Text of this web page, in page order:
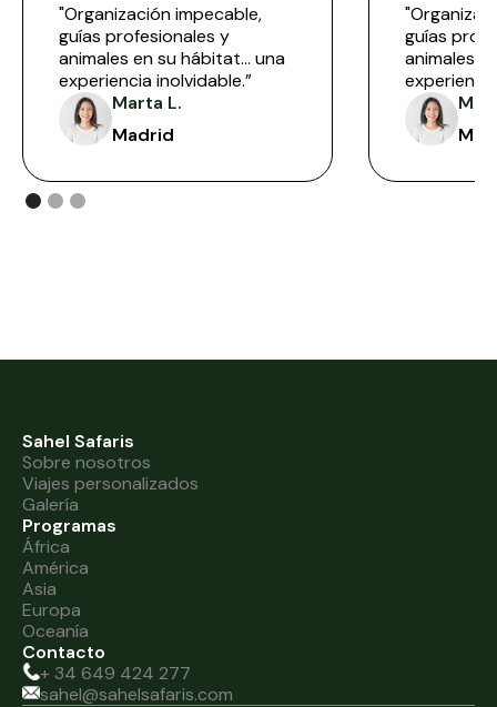
"Organización impecable,
guías profesionales y
animales en su hábitat… una
experiencia inolvidable.”
Marta L.
Madrid
guías
animales
Sahel Safaris
Sobre nosotros
Viajes personalizados
Galería
Programas
África
América
Asia
Europa
Oceanía
Contacto
+ 34 649 424 277
sahel@sahelsafaris.com